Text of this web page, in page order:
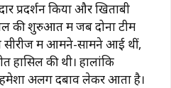
प्रदर्शन किया और खिताबी
की शुरुआत में जब दोनों टीमें
सीरीज में आमने-सामने आई थीं,
हासिल की थी। हालांकि
अलग दबाव लेकर आता है।